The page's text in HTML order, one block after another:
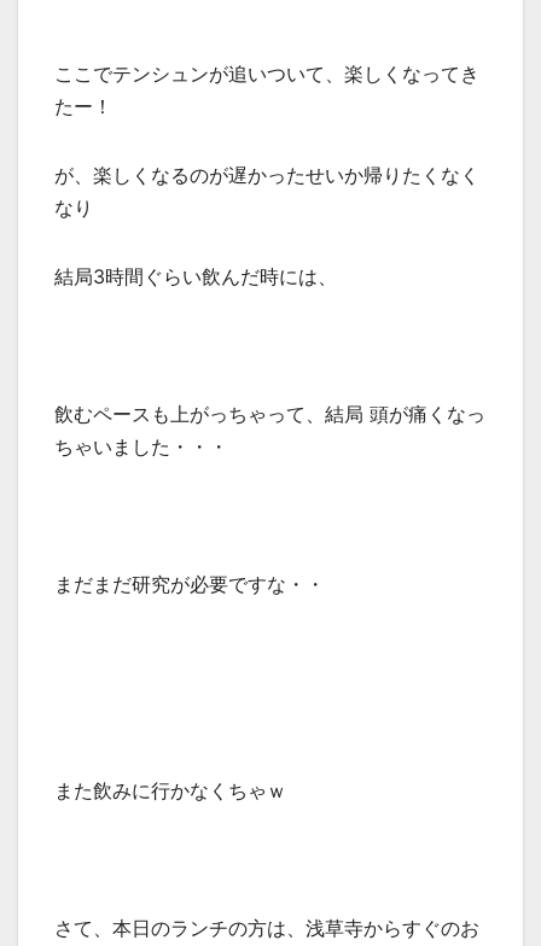
ここでテンシュンが追いついて、楽しくなってき
たー！
が、楽しくなるのが遅かったせいか帰りたくなく
なり
結局3時間ぐらい飲んだ時には、
飲むペースも上がっちゃって、結局 頭が痛くなっ
ちゃいました・・・
まだまだ研究が必要ですな・・
また飲みに行かなくちゃｗ
さて、本日のランチの方は、浅草寺からすぐのお